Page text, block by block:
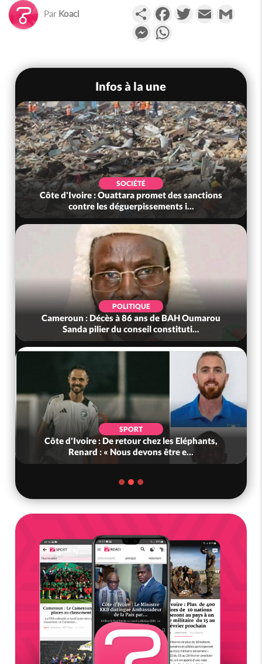
Par Koaci PartagerFacebookTwitterEmail
Messenger
Infos à la une
SOCIÉTÉ
Côte d'Ivoire : Ouattara promet des sanctions
contre les déguerpissements i...
POLITIQUE
Cameroun : Décès à 86 ans de BAH Oumarou
Sanda pilier du conseil constituti...
SPORT
Côte d'Ivoire : De retour chez les Eléphants,
Renard : « Nous devons être e...